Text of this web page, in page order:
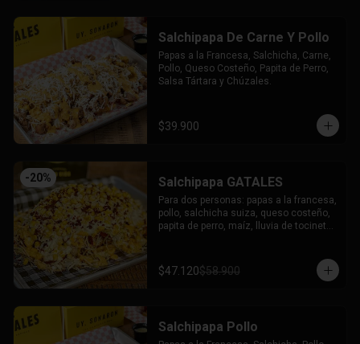
Salchipapa De Carne Y Pollo
Papas a la Francesa, Salchicha, Carne,
Pollo, Queso Costeño, Papita de Perro,
Salsa Tártara y Chúzales.
$39.900
-20% Salchipapa GATALES
Para dos personas: papas a la francesa,
pollo, salchicha suiza, queso costeño,
papita de perro, maíz, lluvia de tocineta,
$47.120$58.900
Salchipapa Pollo